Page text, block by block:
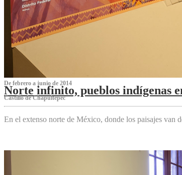
De febrero a junio de 2014
Norte infinito, pueblos indígenas
Castillo de Chapultepec
En el extenso norte de México, donde los paisajes van